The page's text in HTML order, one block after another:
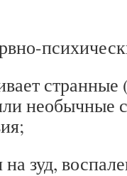
странные
необычные
зуд,